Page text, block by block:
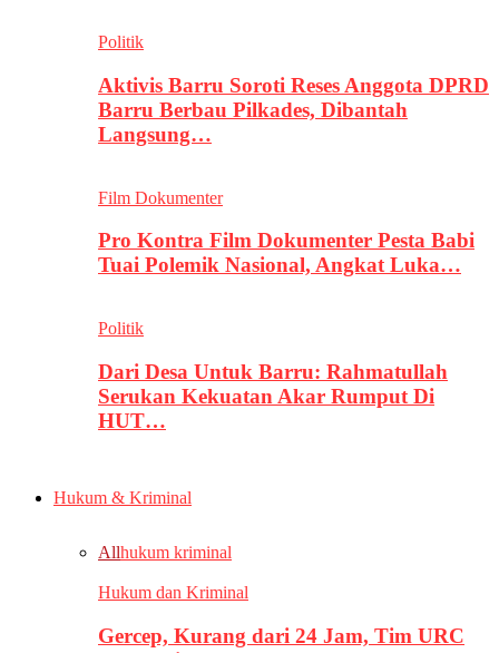
Politik
Aktivis Barru Soroti Reses Anggota DPRD
Barru Berbau Pilkades, Dibantah
Langsung…
Film Dokumenter
Pro Kontra Film Dokumenter Pesta Babi
Tuai Polemik Nasional, Angkat Luka…
Politik
Dari Desa Untuk Barru: Rahmatullah
Serukan Kekuatan Akar Rumput Di
HUT…
Hukum & Kriminal
Allhukum kriminal
Hukum dan Kriminal
Gercep, Kurang dari 24 Jam, Tim URC